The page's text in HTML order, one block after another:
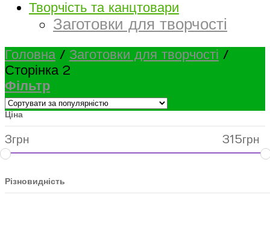
Творчість та канцтовари
Заготовки для творчості
Головна / Заготовки для творчості /
Сторінка 2
Фільтр
Ціна
3грн 315грн
Різновидність